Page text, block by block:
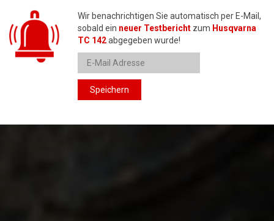
Wir benachrichtigen Sie automatisch per E-Mail,
sobald ein neuer Testbericht zum Husqvarna
TC 142abgegeben wurde!
Speichern